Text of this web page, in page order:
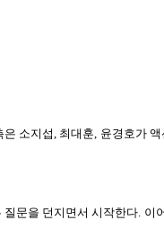
소지섭, 최대훈, 윤경호가
을 던지면서 시작한다.